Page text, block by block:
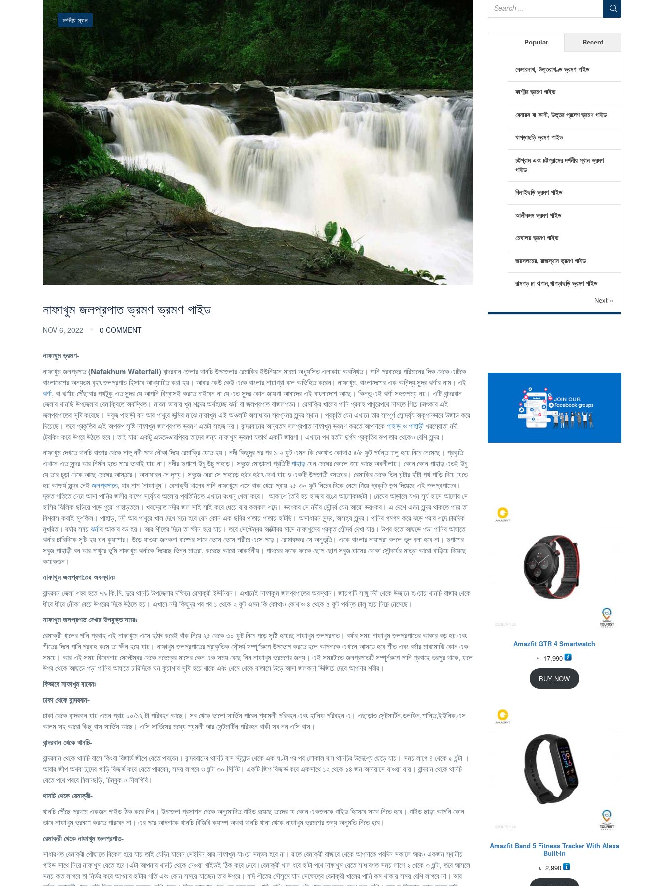
দর্শনীয় স্থান
নাফাখুম জলপ্রপাত ভ্রমণ ভ্রমণ গাইড
NOV 6, 2022 0 COMMENT
নাফাখুম ভ্রমণ-
নাফাখুম জলপ্রপাত(Nafakhum Waterfall)বান্দরবান জেলার থানচি উপজেলার রেমাক্রি ইউনিয়নে মারমা অধ্যুসিত এলাকায় অবস্থিত। পানি প্রবাহের পরিমানের দিক থেকে এটিকে
বাংলাদেশের অন্যতম বৃহৎ জলপ্রপাত হিসাবে আখ্যায়িত করা হয়। আবার কেউ কেউ একে বাংলার নায়াগ্রা বলে অভিহিত করেন। নাফাখুম, বাংলাদেশের এক অনিন্দ্য সুন্দর ঝর্ণার নাম। এই
ঝর্ণা, বা ঝর্ণায় পৌঁছাবার পথটুকু এত সুন্দর যে আপনি বিশ্বাসই করতে চাইবেন না যে এত সুন্দর কোন জায়গা আমাদের এই বাংলাদেশে আছে। কিন্তু এই ঝর্ণা সহজগম্য নয়। এটি বান্দরবান
জেলার থানছি উপজেলার রেমাক্রিতে অবস্থিত। মারমা ভাষায় খুম শব্দের অর্থহচ্ছে ঝর্না বা জলপ্রপাত বাজলপতন। রেমাক্রি খালের পানি প্রবাহ পাথুরেপথে নামতে গিয়ে চমৎকার এই
জলপ্রপাতের সৃষ্টি করেছে। সবুজ পাহাড়ী বন আর পাথুরে ভুমির মাঝে নাফাখুম এই অঞ্চলটি অসাধারন স্বপ্নময় সুন্দর স্থান। প্রকৃতি যেন এখানে তার সম্পূর্ণ সোন্দর্য্য অকৃপনভাবে উজাড় করে
দিয়েছে। তবে প্রকৃতির এই অপরুপ সৃষ্টি নাফাখুম জলপ্রপাত ভ্রমণ এতটা সহজ নয়। বান্দরবানের অন্যতম জলপ্রপাত নাফাখুম ভ্রমণ করতে আপনাকেপাহাড় ও পাহাড়ীখরস্রোতা নদী
ট্রেকিং করে উপরে উঠতে হবে। তাই যারা একটু এডভেঞ্চারপ্রিয় তাদের জন্য নাফাখুম ভ্রমণ যতার্থ একটি জায়গা। এখানে পথ যতটা দুর্গম প্রকৃতির রুপ তার থেকেও বেশি সুন্দর।
নাফাখুম দেখতে থানচি বাজার থেকে সাঙ্গু নদী পথে নৌকা দিয়ে রেমাক্রি যেতে হয়। নদী কিছুদূর পর পর ১-২ ফুট এমন কি কোথাও কোথাও ৪/৫ ফুট পর্যন্ত ঢালু হয়ে নিচে নেমেছে। প্রকৃতি
এখানে এত সুন্দর আর নির্মল হতে পারে ভাবাই যায় না। নদীর দুপাশে উচু উচু পাহাড়। সবুজে মোড়ানো প্রতিটিপাহাড়যেন মেঘের কোলে শুয়ে আছে অবলীলায়। কোন কোন পাহাড় এতই উচু
যে তার চূড়া ঢেকে আছে মেঘের আস্তরে। অসাধারন সে দৃশ্য। সবুজে ঘেরা সে পাহাড়ে হঠাৎ হঠাৎ দেখা যায় দু একটি উপজাতী বসতঘর। রেমাক্রি থেকে তিন ঘন্টার হাঁটা পথ পাড়ি দিয়ে যেতে
হয় আশ্চর্য সুন্দর সেইজলপ্রপাতে, যার নাম ’নাফাখুম’। রেমাক্রী খালের পানি নাফাখুমে এসে বাক খেয়ে প্রায় ২৫-৩০ ফুট নিচের দিকে নেমে গিয়ে প্রকৃতি জন্ম দিয়েছে এই জলপ্রপাতের।
দ্রুত গতিতে নেমে আসা পানির জলীয় বাষ্পে সূর্য্যের আলোয় প্রতিনিয়ত এখানে রংধনু খেলা করে। আকাশে তৈরি হয় হাজার রঙের আলোকচ্ছটা। মেঘের আড়ালে যখন সূর্য হাসে আলোর সে
হাসির ঝিলিক ছড়িয়ে পড়ে পুরো পাহাড়তলে। খরস্রোত নদীর জল সাই সাই করে ধেয়ে যায় কলকল শব্দে। ভয়ংকর সে নদীর সৌন্দর্য যেন আরো ভয়ংকর। এ দেশে এমন সুন্দর থাকতে পারে তা
বিশ্বাস করাই মুশকিল। পাহাড়, নদী আর পাথুরে খাল দেখে মনে হবে যেন কোন এক ছবির পাতায় পাতায় হাটছি। অসাধারন সুন্দর, অসহ্য সুন্দর। পানির গমগম করে ঝড়ে পরার শব্দে চারদিক
মুখরিত। বর্ষার সময়ঝর্নার আকার বড় হয়। আর শীতের দিনে তা ক্ষীন হয়ে যায়। তবে সেপ্টেম্বর অক্টোবর মাসে নাফাখুমের প্রকৃত সৌন্দর্য দেখা যায়। উপর হতে আছড়ে পড়া পানির আঘাতে
ঝর্নার চারিদিকে সৃষ্টি হয় ঘন কুয়াশার। উড়ে যাওয়া জলকনা বাষ্পের সাথে ভেসে ভেসে শরীরে এসে পড়ে। রোমাঞ্চকর সে অনুভূতি। একে বাংলার নায়াগ্রা বললে ভূল বলা হবে না। দুপাশের
সবুজ পাহাড়ী বন আর পাথুরে ভুমি নাফাখুম ঝর্নাকে দিয়েছে ভিন্ন মাত্রা, করেছে আরো আকর্ষনীয়। পাথরের ফাকে ফাকে ছোপ ছোপ সবুজ ঘাসের থোকা সৌন্দর্যের মাত্রা আরো বাড়িয়ে দিয়েছে
কয়েকগুন।
নাফাখুমজলপ্রপাতেরঅবস্থানঃ
বান্দরবন জেলা শহর হতে ৭৯ কি.মি. দুরে থানচি উপজেলার দক্ষিনে রেমাক্রী ইউনিয়ন। এখানেই নাফাকুম জলপ্রপাতের অবস্থান। জায়গাটি সাঙ্গু নদী থেকে উজানে হওয়ায় থানচি বাজার থেকে
ধীরে ধীরে নৌকা বেয়ে উপরের দিকে উঠতে হয়। এখানে নদী কিছুদূর পর পর ১ থেকে ২ ফুট এমন কি কোথাও কোথাও ৪ থেকে ৫ ফুট পর্যন্ত ঢালু হয়ে নিচে নেমেছে।
নাফাখুম জলপ্রপাত দেখার উপযুক্ত সময়ঃ
রেমাক্রী খালের পানি প্রবাহ এই নাফাখুমে এসে হঠাৎ করেই বাঁক নিয়ে ২৫ থেকে ৩০ ফুট নিচে পড়ে সৃষ্টি হয়েছে নাফাখুম জলপ্রপাত। বর্ষার সময় নাফাখুম জলপ্রপাতের আকার বড় হয় এবং
শীতের দিনে পানি প্রবাহ কমে তা ক্ষীন হয়ে যায়। নাফাখুম জলপ্রপাতের প্রাকৃতিক সৌন্দর্য সম্পূর্ণরুপে উপভোগ করতে হলে আপনাকে এখানে আসতে হবে শীত এবং বর্ষার মাঝামাঝি কোন এক
সময়ে। আর এই সময় বিবেচনায় সেপ্টেম্বর থেকে নভেম্বর মাসের কেন এক সময় বেছে নিন নাফাখুম ভ্রমণের জন্য। এই সময়টাতে জলপ্রপাতটি সম্পূর্নরুপে পানি প্রবাহে ভরপুর থাকে, ফলে
উপর থেকে আছড়ে পড়া পানির আঘাতে চারিদিকে ঘন কুয়াশার সৃষ্টি হয়ে থাকে এবং থেমে থেকে বাতাসে উড়ে আসা জলকনা ভিজিয়ে দেবে আপনার শরীর।
কিভাবে নাফাখুম যাবেনঃ
ঢাকা থেকে বান্দরবান-
ঢাকা থেকে বান্দরবান যায় এমন প্রায় ১০/১২ টা পরিবহন আছে। সব থেকে ভালো সার্ভিস পাবেন শ্যামলী পরিবহন এবং হানিফ পরিবহন এ। এছাড়াও সেন্টমার্টিন,ডলফিন,শান্তি,ইউনিক,এস
আলম সহ আরো কিছু বাস সার্ভিস আছে। এসি সার্ভিসের মধ্যে শ্যমলী আর সেন্টমার্টিন পরিবহন বাকী সব নন এসি বাস।
বান্দরবান থেকে থানচি-
বান্দরবান থেকে থানচি বাসে কিংবা রিজার্ভ জীপে যেতে পারবেন। বান্দরবানের থানচি বাস স্ট্যান্ড থেকে এক ঘণ্টা পর পর লোকাল বাস থানচির উদ্দেশ্যে ছেড়ে যায়। সময় লাগে ৪ থেকে ৫ ঘন্টা ।
আবার জীপ অথবা চান্দের গাড়ি রিজার্ভ করে যেতে পারবেন, সময় লাগবে ৩ ঘন্টা ৩০ মিনিট। একটি জিপ রিজার্ভ করে একসাথে ১২ থেকে ১৪ জন অনায়াসে যাওয়া যায়। বান্দবান থেকে থানচি
যেতে পথে পরবে মিলনছড়ি, চিম্বুক ও নীলগিরি।
থানচি থেকে রেমাক্রী-
থানচি পৌঁছে প্রথমে একজন গাইড ঠিক করে নিন। উপজেলা প্রসাশন থেকে অনুমোদিত গাইড রয়েছে তাদের যে কোন একজনকে গাইড হিসেবে সাথে নিতে হবে। গাইড ছাড়া আপনি কোন
ভাবে নাফাখুম ভ্রমণে করতে পারবেন না। এর পরে আপনাকে থানচি বিজিবি ক্যাম্প অথবা থানচি থানা থেকে নাফাখুম ভ্রমণের জন্য অনুমতি নিতে হবে।
রেমাক্রী থেকে নাফাখুম জলপ্রপাত-
সাধারণত রেমাক্রী পৌছাতে বিকেল হয়ে যায় তাই যেদিন যাবেন সেইদিন আর নাফাখুম যাওয়া সম্ভব হবে না। রাতে রেমাক্রী বাজারে থেকে আপনাকে পরদিন সকালে আরও একজন স্থানীয়
গাইড সাথে নিয়ে নাফাখুম যেতে হবে।এটা আপনার থানচি থেকে নেওয়া গাইডই ঠিক করে নেবে।রেমাক্রী খাল ধরে হাটা পথে নাফাখুম যেতে সাধারণত সময় লাগে ২ থেকে ৩ ঘন্টা, তবে আসলে
সময় কত লাগবে তা নির্ভর করে আপনার হাটার গতি এবং কোন সময়ে যাচ্ছেন তার উপরে। যদি শীতের মৌসুমে যান সেক্ষেত্রে রেমাক্রী খালের পানি কম থাকায় সময় বেশি লাগবে না। আর
Popular Recent
কেদারনাথ, উত্তরাখণ্ড ভ্রমণ গাইড
কাশ্মীর ভ্রমণ গাইড
বেনারস বা কাশী, উত্তর প্রদেশ ভ্রমণ গাইড
খাগড়াছড়ি ভ্রমণ গাইড
চট্টগ্রাম এবং চট্টগ্রামের দর্শনীয় স্থান ভ্রমণ
গাইড
বিলাইছড়ি ভ্রমণ গাইড
আলীকদম ভ্রমণ গাইড
মেঘালয় ভ্রমণ গাইড
জয়সলমের, রাজস্থান ভ্রমণ গাইড
রামগড় চা বাগান,খাগড়াছড়ি ভ্রমণ গাইড
Next »
Amazfit GTR 4 Smartwatch
৳ 17,990
BUY NOW
Amazfit Band 5 Fitness Tracker With Alexa
Built-In
৳ 2,990